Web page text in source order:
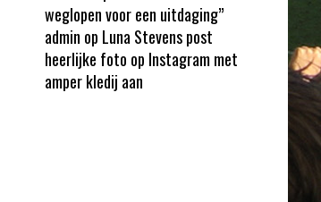
weglopen voor een uitdaging”
admin op Luna Stevens post
heerlijke foto op Instagram met
amper kledij aan